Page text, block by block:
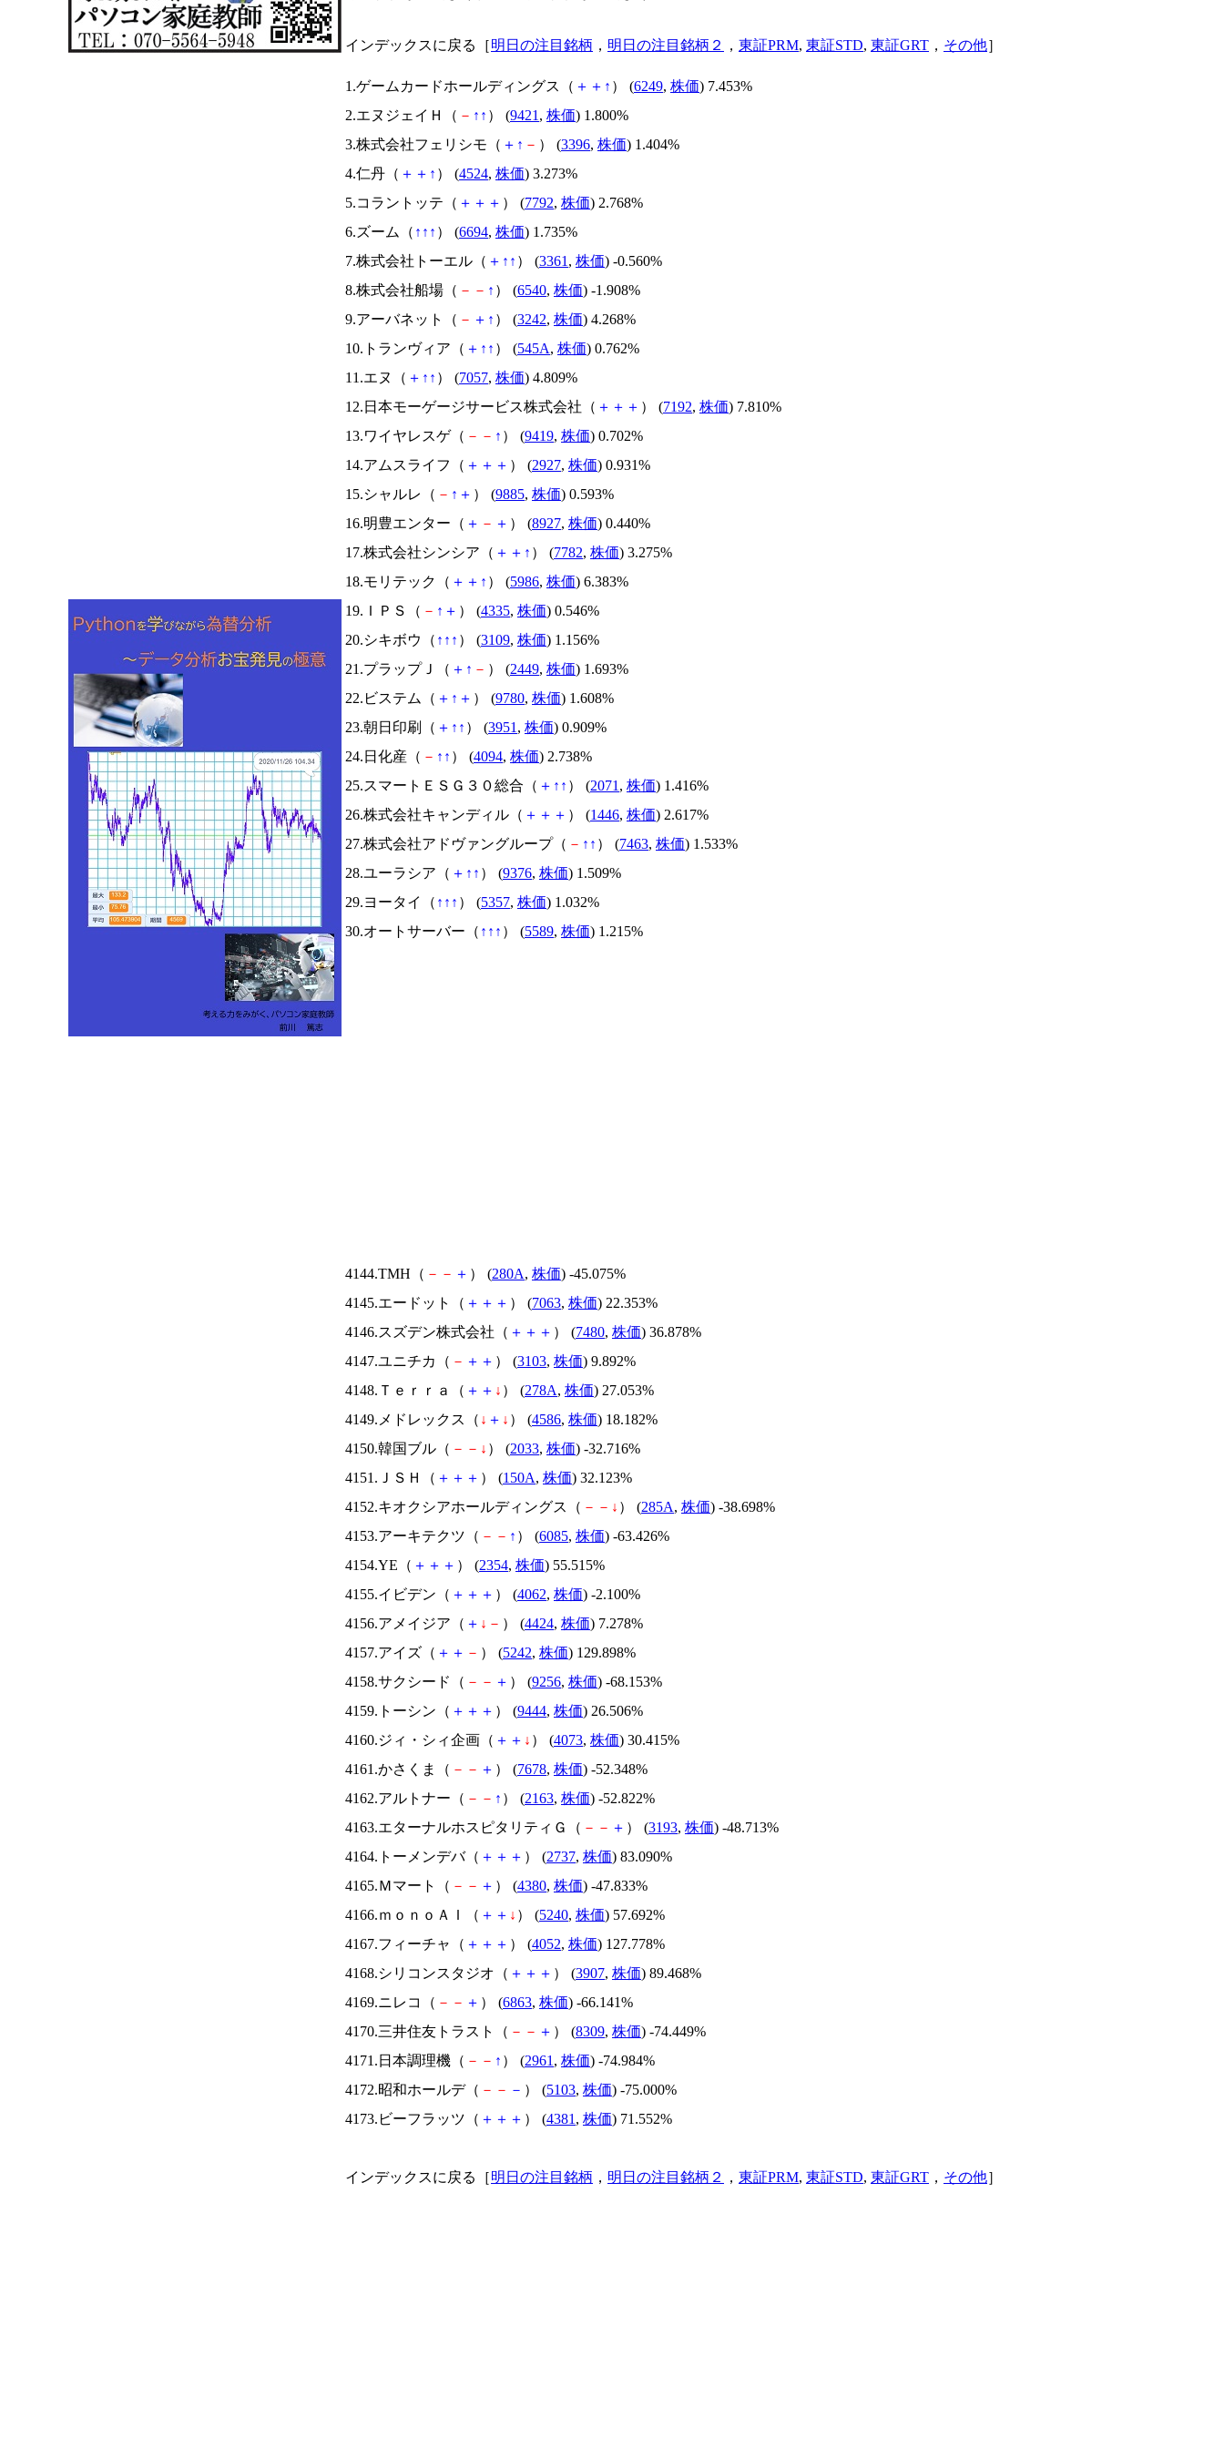
インデックスに戻る［明日の注目銘柄 ， 明日の注目銘柄２ ， 東証PRM, 東証STD, 東証GRT ， その他］
1.ゲームカードホールディングス（ ＋ ＋ ↑ ） (6249, 株価) 7.453%
2.エヌジェイＨ（ － ↑ ↑ ） (9421 , 株価) 1.800%
3.株式会社フェリシモ（ ＋ ↑ － ） (3396, 株価) 1.404%
4.仁丹（ ＋ ＋ ↑ ） (4524, 株価) 3.273%
5.コラントッテ（ ＋ ＋ ＋ ） (7792, 株価) 2.768%
6.ズーム（ ↑ ↑ ↑ ） (6694, 株価) 1.735%
7.株式会社トーエル（ ＋ ↑ ↑ ） (3361 , 株価) -0.560%
8.株式会社船場（ － － ↑ ） (6540, 株価) -1.908%
9.アーバネット（ － ＋ ↑ ） (3242, 株価) 4.268%
10.トランヴィア（ ＋ ↑ ↑ ） (545A, 株価) 0.762%
11.エヌ（ ＋ ↑ ↑ ） (7057, 株価) 4.809%
12.日本モーゲージサービス株式会社（ ＋ ＋ ＋ ） (7192, 株価) 7.810%
13.ワイヤレスゲ（ － － ↑ ） (9419, 株価) 0.702%
14.アムスライフ（ ＋ ＋ ＋ ） (2927, 株価) 0.931%
15.シャルレ（ － ↑ ＋ ） (9885, 株価) 0.593%
16.明豊エンター（ ＋ － ＋ ） (8927, 株価) 0.440%
17.株式会社シンシア（ ＋ ＋ ↑ ） (7782, 株価) 3.275%
18.モリテック（ ＋ ＋ ↑ ） (5986, 株価) 6.383%
19.ＩＰＳ（ － ↑ ＋ ） (4335, 株価) 0.546%
20.シキボウ（ ↑ ↑ ↑ ） (3109, 株価) 1.156%
21.プラップＪ（ ＋ ↑ － ） (2449, 株価) 1.693%
22.ビステム（ ＋ ↑ ＋ ） (9780, 株価) 1.608%
23.朝日印刷（ ＋ ↑ ↑ ） (3951 , 株価) 0.909%
24.日化産（ － ↑ ↑ ） (4094, 株価) 2.738%
25.スマートＥＳＧ３０総合（ ＋ ↑ ↑ ） (2071 , 株価) 1.416%
26.株式会社キャンディル（ ＋ ＋ ＋ ） (1446, 株価) 2.617%
27.株式会社アドヴァングループ（ － ↑ ↑ ） (7463, 株価) 1.533%
28.ユーラシア（ ＋ ↑ ↑ ） (9376, 株価) 1.509%
29.ヨータイ（ ↑ ↑ ↑ ） (5357, 株価) 1.032%
30.オートサーバー（ ↑ ↑ ↑ ） (5589, 株価) 1.215%
4144.TMH（ － － ＋ ） (280A, 株価) -45.075%
4145.エードット（ ＋ ＋ ＋ ） (7063, 株価) 22.353%
4146.スズデン株式会社（ ＋ ＋ ＋ ） (7480, 株価) 36.878%
4147.ユニチカ（ － ＋ ＋ ） (3103, 株価) 9.892%
4148.Ｔｅｒｒａ（ ＋ ＋ ↓ ） (278A, 株価) 27.053%
4149.メドレックス（ ↓ ＋ ↓ ） (4586, 株価) 18.182%
4150.韓国ブル（ － － ↓ ） (2033, 株価) -32.716%
4151.ＪＳＨ（ ＋ ＋ ＋ ） (150A, 株価) 32.123%
4152.キオクシアホールディングス（ － － ↓ ） (285A, 株価) -38.698%
4153.アーキテクツ（ － － ↑ ） (6085, 株価) -63.426%
4154.YE（ ＋ ＋ ＋ ） (2354, 株価) 55.515%
4155.イビデン（ ＋ ＋ ＋ ） (4062, 株価) -2.100%
4156.アメイジア（ ＋ ↓ － ） (4424, 株価) 7.278%
4157.アイズ（ ＋ ＋ － ） (5242, 株価) 129.898%
4158.サクシード（ － － ＋ ） (9256, 株価) -68.153%
4159.トーシン（ ＋ ＋ ＋ ） (9444, 株価) 26.506%
4160.ジィ・シィ企画（ ＋ ＋ ↓ ） (4073, 株価) 30.415%
4161.かさくま（ － － ＋ ） (7678, 株価) -52.348%
4162.アルトナー（ － － ↑ ） (2163, 株価) -52.822%
4163.エターナルホスピタリティＧ（ － － ＋ ） (3193, 株価) -48.713%
4164.トーメンデバ（ ＋ ＋ ＋ ） (2737, 株価) 83.090%
4165.Ｍマート（ － － ＋ ） (4380, 株価) -47.833%
4166.ｍｏｎｏＡＩ（ ＋ ＋ ↓ ） (5240, 株価) 57.692%
4167.フィーチャ（ ＋ ＋ ＋ ） (4052, 株価) 127.778%
4168.シリコンスタジオ（ ＋ ＋ ＋ ） (3907, 株価) 89.468%
4169.ニレコ（ － － ＋ ） (6863, 株価) -66.141%
4170.三井住友トラスト（ － － ＋ ） (8309, 株価) -74.449%
4171.日本調理機（ － － ↑ ） (2961 , 株価) -74.984%
4172.昭和ホールデ（ － － － ） (5103, 株価) -75.000%
4173.ビーフラッツ（ ＋ ＋ ＋ ） (4381 , 株価) 71.552%
インデックスに戻る［明日の注目銘柄 ， 明日の注目銘柄２ ， 東証PRM, 東証STD, 東証GRT ， その他］